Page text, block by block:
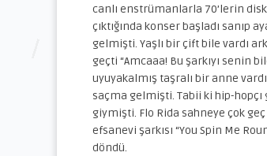
canlı enstrümanlarla 70’lerin
çıktığında konser başladı sanıp
gelmişti. Yaşlı bir çift bile vardı
geçti “Amcaaa! Bu şarkıyı senin
uyuyakalmış taşralı bir anne
saçma gelmişti. Tabii ki hip-
giymişti. Flo Rida sahneye çok
efsanevi şarkısı “You Spin Me
döndü.